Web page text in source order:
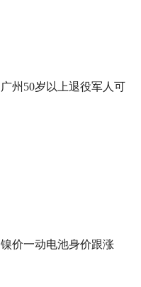
广州50岁以上退役军人可
镍价一动电池身价跟涨